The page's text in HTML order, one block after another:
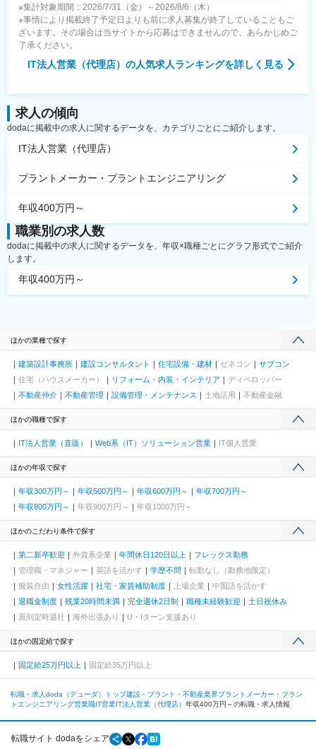
※集計対象期間：2026/7/31（金）～2026/8/6（木）
※事情により掲載終了予定日よりも前に求人募集が終了していることもご
ざいます。その場合は当サイトから応募はできませんので、あらかじめご
了承ください。
IT法人営業（代理店） の人気求人ランキングを詳しく見る
求人の傾向
dodaに掲載中の求人に関するデータを、カテゴリごとにご紹介します。
IT法人営業（代理店）
プラントメーカー・プラントエンジニアリング
年収400万円～
職業別の求人数
dodaに掲載中の求人に関するデータを、年収×職種ごとにグラフ形式でご紹介
します。
年収400万円～
ほかの業種で探す
建築設計事務所 建設コンサルタント 住宅設備・建材 ゼネコン
サブコン
住宅（ハウスメーカー）
リフォーム・内装・インテリア
ディベロッパー
不動産仲介
不動産管理 設備管理・メンテナンス 土地活用 不動産金融
ほかの職種で探す
IT法人営業（直販） Web系（IT）ソリューション営業 IT個人営業
ほかの年収で探す
年収300万円～ 年収500万円～ 年収600万円～
年収700万円～
年収800万円～
年収900万円～ 年収1000万円～
ほかのこだわり条件で探す
第二新卒歓迎 外資系企業 年間休日120日以上
フレックス勤務
管理職・マネジャー
英語を活かす 学歴不問
転勤なし（勤務地限定）
服装自由
女性活躍 社宅・家賃補助制度 上場企業
中国語を活かす
退職金制度
残業20時間未満 完全週休2日制 職種未経験歓迎
土日祝休み
原則定時退社
海外出張あり U・Iターン支援あり
ほかの固定給で探す
固定給25万円以上 固定給35万円以上
転職・求人doda（デューダ）トップ建設・プラント・不動産業界プラントメーカー・プラン
トエンジニアリング営業職IT営業IT法人営業（代理店） 年収400万円～の転職・求人情報
転職サイト dodaをシェア